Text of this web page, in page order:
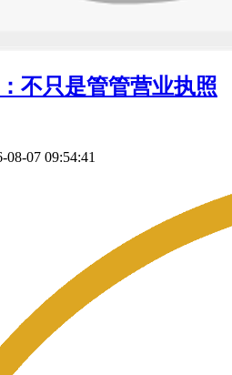
不只是管管营业执照
08-07 09:54:41